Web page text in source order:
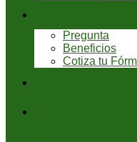
Pregunta
Beneficios
Cotiza tu